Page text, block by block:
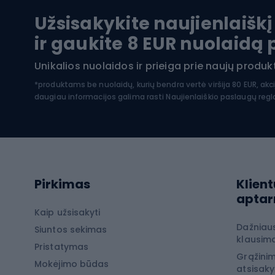
SUP lentos
Hidrokostiumai nardymui
Turistinė apranga
Žygio šortai
Neperpučiamos striukės
Žygio marškinėliai
Terminiai apatiniai
Užsisakykite naujienlaiškį
ir gaukite 8 EUR
Unikalios nuolaidos ir prieiga prie naujų
*produktams be nuolaidų, kurių bendra vertė viršija 80 EUR,
daugiau informacijos galima rasti Naujienlaiškio paslaugų
Pirkimas
Kaip užsisakyti
Siuntos sekimas
Pristatymas
Mokėjimo būdas